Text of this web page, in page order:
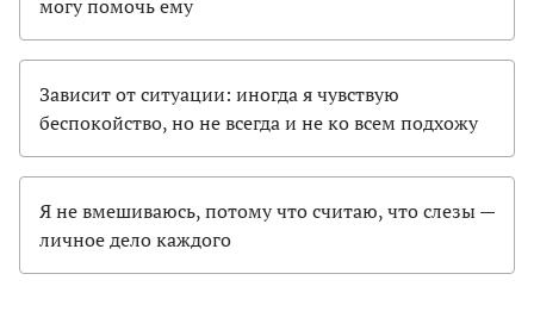
могу помочь ему
Зависит от ситуации: иногда я чувствую
беспокойство, но не всегда и не ко всем подхожу
Я не вмешиваюсь, потому что считаю, что слезы —
личное дело каждого